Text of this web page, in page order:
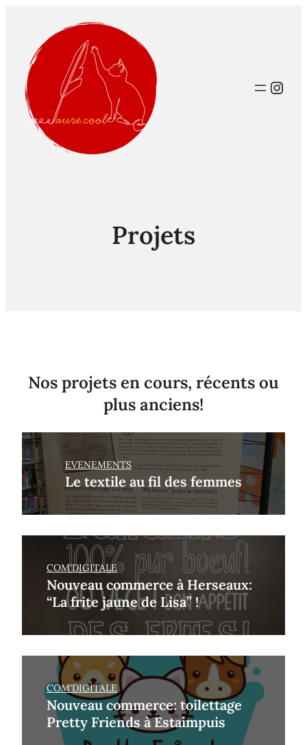
Projets
Nos projets en cours, récents ou
plus anciens!
EVENEMENTS
Le textile au fil des femmes
COM'DIGITALE
Nouveau commerce à Herseaux:
“La frite jaune de Lisa” !
COM'DIGITALE
Nouveau commerce: toilettage
Pretty Friends à Estaimpuis